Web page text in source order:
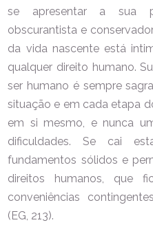
se apresentar a sua
obscurantista e
da vida nascente está
qualquer direito humano.
ser humano é sempre
situação e em cada etapa
em si mesmo, e nunca
dificuldades. Se cai
fundamentos sólidos e
direitos humanos, que
conveniências
(EG, 213).